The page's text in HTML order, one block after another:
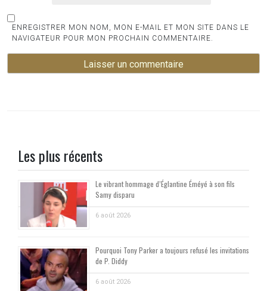
ENREGISTRER MON NOM, MON E-MAIL ET MON SITE DANS LE
NAVIGATEUR POUR MON PROCHAIN COMMENTAIRE.
Les plus récents
Le vibrant hommage d’Églantine Éméyé à son fils
Samy disparu
6 août 2026
Pourquoi Tony Parker a toujours refusé les invitations
de P. Diddy
6 août 2026